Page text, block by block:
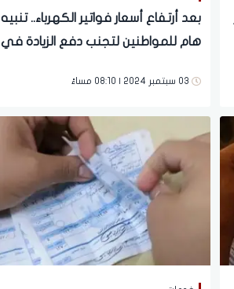
بعد أرتفاع أسعار فواتير الكهرباء.. تنبيه
هام للمواطنين لتجنب دفع الزيادة في
03 سبتمبر 2024 | 08:10 مساءً